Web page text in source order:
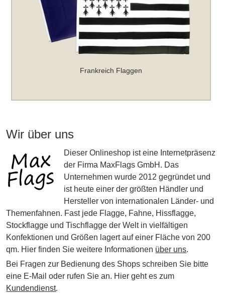
Frankreich Flaggen
Wir über uns
Dieser Onlineshop ist eine Internetpräsenz
der Firma MaxFlags GmbH. Das
Unternehmen wurde 2012 gegründet und
ist heute einer der größten Händler und
Hersteller von internationalen Länder- und
Themenfahnen. Fast jede Flagge, Fahne, Hissflagge,
Stockflagge und Tischflagge der Welt in vielfältigen
Konfektionen und Größen lagert auf einer Fläche von 200
qm. Hier finden Sie weitere Informationen über uns.
Bei Fragen zur Bedienung des Shops schreiben Sie bitte
eine E-Mail oder rufen Sie an. Hier geht es zum
Kundendienst.